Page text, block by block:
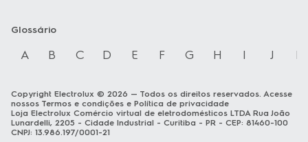
Glossário
A B C D E F G H I J K
Copyright Electrolux © 2026 — Todos os direitos reservados. Acesse
nossos Termos e condições e Política de privacidade
Loja Electrolux Comércio virtual de eletrodomésticos LTDA Rua João
Lunardelli, 2205 - Cidade Industrial - Curitiba - PR - CEP: 81460-100
CNPJ: 13.986.197/0001-21